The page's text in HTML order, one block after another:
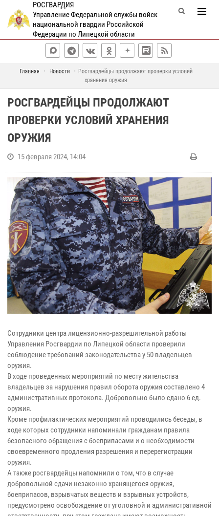
РОСГВАРДИЯ
Управление Федеральной службы войск
национальной гвардии Российской
Федерации по Липецкой области
Главная Новости
Росгвардейцы продолжают проверки условий
хранения оружия
РОСГВАРДЕЙЦЫ ПРОДОЛЖАЮТ
ПРОВЕРКИ УСЛОВИЙ ХРАНЕНИЯ
ОРУЖИЯ
15 февраля 2024, 14:04
Сотрудники центра лицензионно-разрешительной работы
Управления Росгвардии по Липецкой области проверили
соблюдение требований законодательства у 50 владельцев
оружия.
В ходе проведенных мероприятий по месту жительства
владельцев за нарушения правил оборота оружия составлено 4
административных протокола. Добровольно было сдано 6 ед.
оружия.
Кроме профилактических мероприятий проводились беседы, в
ходе которых сотрудники напоминали гражданам правила
безопасного обращения с боеприпасами и о необходимости
своевременного продления разрешения и перерегистрации
оружия.
А также росгвардейцы напомнили о том, что в случае
добровольной сдачи незаконно хранящегося оружия,
боеприпасов, взрывчатых веществ и взрывных устройств,
предусмотрено освобождение от уголовной и административной